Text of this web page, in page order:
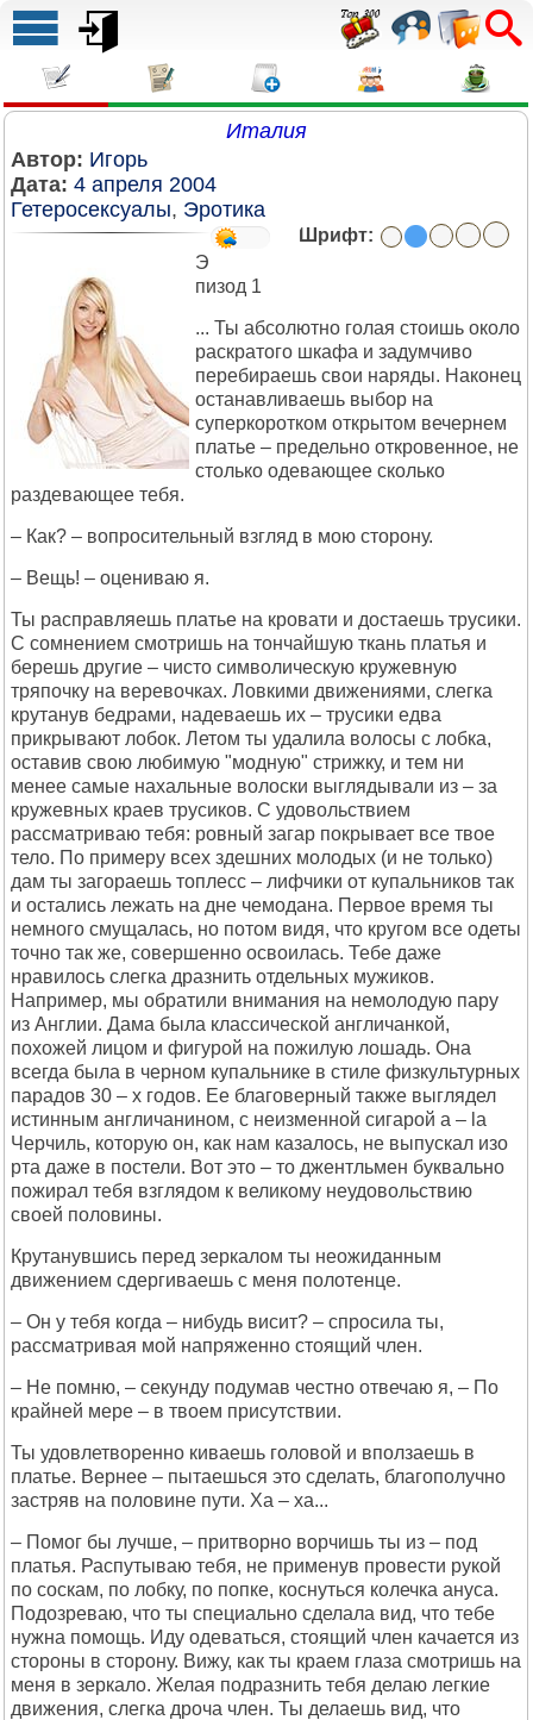
Италия
Автор: Игорь
Дата: 4 апреля 2004
Гетеросексуалы, Эротика
Шрифт:
Э
пизод 1
... Ты абсолютно голая стоишь около
раскратого шкафа и задумчиво
перебираешь свои наряды. Наконец
останавливаешь выбор на
суперкоротком открытом вечернем
платье – предельно откровенное, не
столько одевающее сколько
раздевающее тебя.
– Как? – вопросительный взгляд в мою сторону.
– Вещь! – оцениваю я.
Ты расправляешь платье на кровати и достаешь трусики.
С сомнением смотришь на тончайшую ткань платья и
берешь другие – чисто символическую кружевную
тряпочку на веревочках. Ловкими движениями, слегка
крутанув бедрами, надеваешь их – трусики едва
прикрывают лобок. Летом ты удалила волосы с лобка,
оставив свою любимую "модную" стрижку, и тем ни
менее самые нахальные волоски выглядывали из – за
кружевных краев трусиков. С удовольствием
рассматриваю тебя: ровный загар покрывает все твое
тело. По примеру всех здешних молодых (и не только)
дам ты загораешь топлесс – лифчики от купальников так
и остались лежать на дне чемодана. Первое время ты
немного смущалась, но потом видя, что кругом все одеты
точно так же, совершенно освоилась. Тебе даже
нравилось слегка дразнить отдельных мужиков.
Например, мы обратили внимания на немолодую пару
из Англии. Дама была классической англичанкой,
похожей лицом и фигурой на пожилую лошадь. Она
всегда была в черном купальнике в стиле физкультурных
парадов 30 – х годов. Ее благоверный также выглядел
истинным англичанином, с неизменной сигарой a – la
Черчиль, которую он, как нам казалось, не выпускал изо
рта даже в постели. Вот это – то джентльмен буквально
пожирал тебя взглядом к великому неудовольствию
своей половины.
Крутанувшись перед зеркалом ты неожиданным
движением сдергиваешь с меня полотенце.
– Он у тебя когда – нибудь висит? – спросила ты,
рассматривая мой напряженно стоящий член.
– Не помню, – секунду подумав честно отвечаю я, – По
крайней мере – в твоем присутствии.
Ты удовлетворенно киваешь головой и вползаешь в
платье. Вернее – пытаешься это сделать, благополучно
застряв на половине пути. Ха – ха...
– Помог бы лучше, – притворно ворчишь ты из – под
платья. Распутываю тебя, не применув провести рукой
по соскам, по лобку, по попке, коснуться колечка ануса.
Подозреваю, что ты специально сделала вид, что тебе
нужна помощь. Иду одеваться, стоящий член качается из
стороны в сторону. Вижу, как ты краем глаза смотришь на
меня в зеркало. Желая подразнить тебя делаю легкие
движения, слегка дроча член. Ты делаешь вид, что